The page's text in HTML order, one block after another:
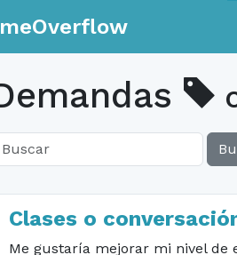
Clases o
Me gustaría mejorar mi nivel de